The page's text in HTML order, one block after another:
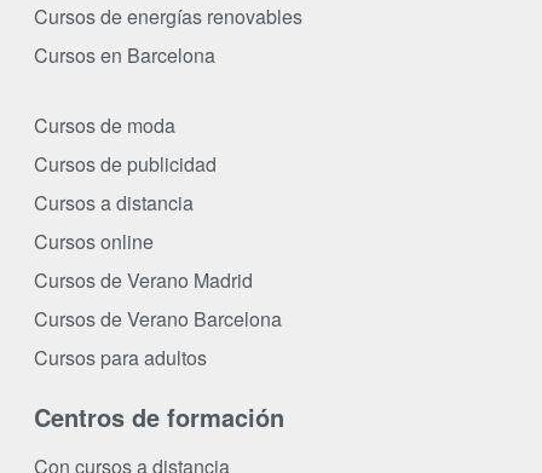
Cursos de energías renovables
Cursos en Barcelona
Cursos de moda
Cursos de publicidad
Cursos a distancia
Cursos online
Cursos de Verano Madrid
Cursos de Verano Barcelona
Cursos para adultos
Centros de formación
Con cursos a distancia